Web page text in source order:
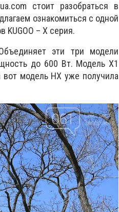
стоит разобраться в
ознакомиться с одной
KUGOO – Х серия.
эти три модели
до 600 Вт. Модель X1
вот модель HX уже получила